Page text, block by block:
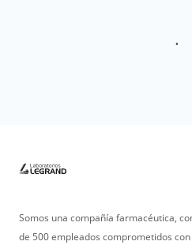
.
Somos una compañía farmacéutica,
de 500 empleados comprometidos